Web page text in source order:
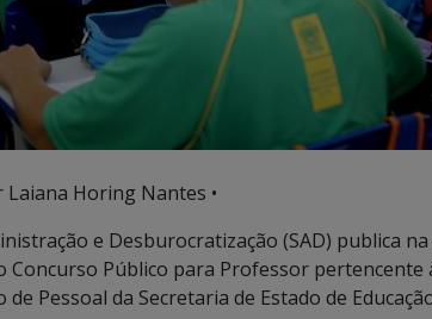
Laiana Horing Nantes •
e Desburocratização (SAD) publica
Concurso Público para Professor
Pessoal da Secretaria de Estado de